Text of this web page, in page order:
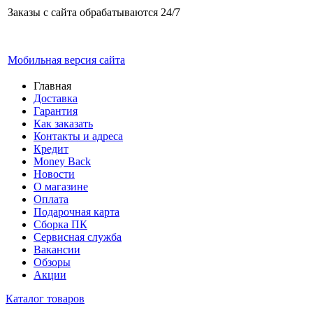
Заказы с сайта обрабатываются 24/7
Мобильная версия сайта
Главная
Доставка
Гарантия
Как заказать
Контакты и адреса
Кредит
Money Back
Новости
О магазине
Оплата
Подарочная карта
Сборка ПК
Сервисная служба
Вакансии
Обзоры
Акции
Каталог товаров